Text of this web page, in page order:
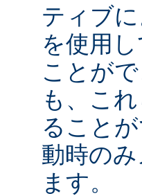
ティブ
を使用
ことが
も、こ
ること
動時の
ます。